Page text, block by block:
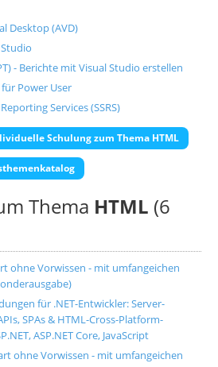
Desktop (AVD)
- Berichte mit Visual Studio erstellen
Power User
Services (SSRS)
Schulung zum Thema HTML
Thema HTML (6
ohne Vorwissen - mit umfangeichen
für .NET-Entwickler: Server-
SPAs & HTML-Cross-Platform-
ASP.NET Core, JavaScript
ohne Vorwissen - mit umfangeichen